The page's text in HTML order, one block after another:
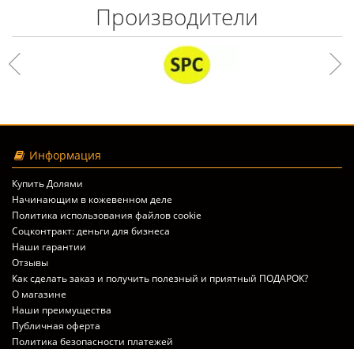
Производители
Информация
Купить Долями
Начинающим в кожевенном деле
Политика использования файлов cookie
Соцконтракт: деньги для бизнеса
Наши гарантии
Отзывы
Как сделать заказ и получить полезный и приятный ПОДАРОК?
О магазине
Наши преимущества
Публичная оферта
Политика безопасности платежей